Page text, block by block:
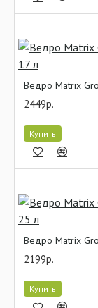
2449р.
Купить
2199р.
Купить